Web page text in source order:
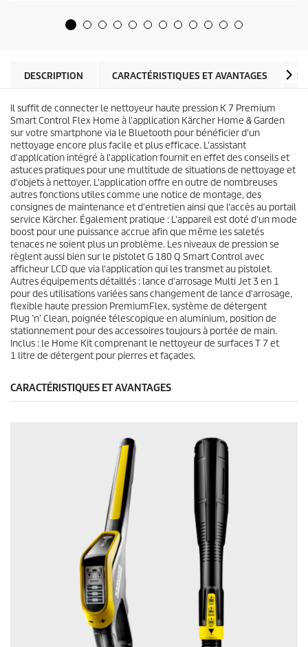
d
t
e
4
a
v
i
s
DESCRIPTION CARACTÉRISTIQUES ET AVANTAGES
Il suffit de connecter le nettoyeur haute pression K 7 Premium
Smart Control Flex Home à l'application Kärcher Home & Garden
sur votre smartphone via le Bluetooth pour bénéficier d'un
nettoyage encore plus facile et plus efficace. L'assistant
d'application intégré à l'application fournit en effet des conseils et
astuces pratiques pour une multitude de situations de nettoyage et
d'objets à nettoyer. L'application offre en outre de nombreuses
autres fonctions utiles comme une notice de montage, des
consignes de maintenance et d'entretien ainsi que l'accès au portail
service Kärcher. Également pratique : L'appareil est doté d'un mode
boost pour une puissance accrue afin que même les saletés
tenaces ne soient plus un problème. Les niveaux de pression se
règlent aussi bien sur le pistolet G 180 Q Smart Control avec
afficheur LCD que via l'application qui les transmet au pistolet.
Autres équipements détaillés : lance d'arrosage Multi Jet 3 en 1
pour des utilisations variées sans changement de lance d'arrosage,
flexible haute pression PremiumFlex, système de détergent
Plug ’n’ Clean, poignée télescopique en aluminium, position de
stationnement pour des accessoires toujours à portée de main.
Inclus : le Home Kit comprenant le nettoyeur de surfaces T 7 et
1 litre de détergent pour pierres et façades.
CARACTÉRISTIQUES ET AVANTAGES